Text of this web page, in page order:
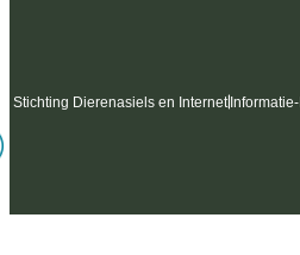
Stichting Dierenasiels en Internet Informatie-